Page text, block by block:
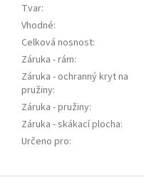
Tvar:
Vhodné:
Celková nosnost:
Záruka - rám:
Záruka - ochranný kryt na
pružiny:
Záruka - pružiny:
Záruka - skákací plocha:
Určeno pro: